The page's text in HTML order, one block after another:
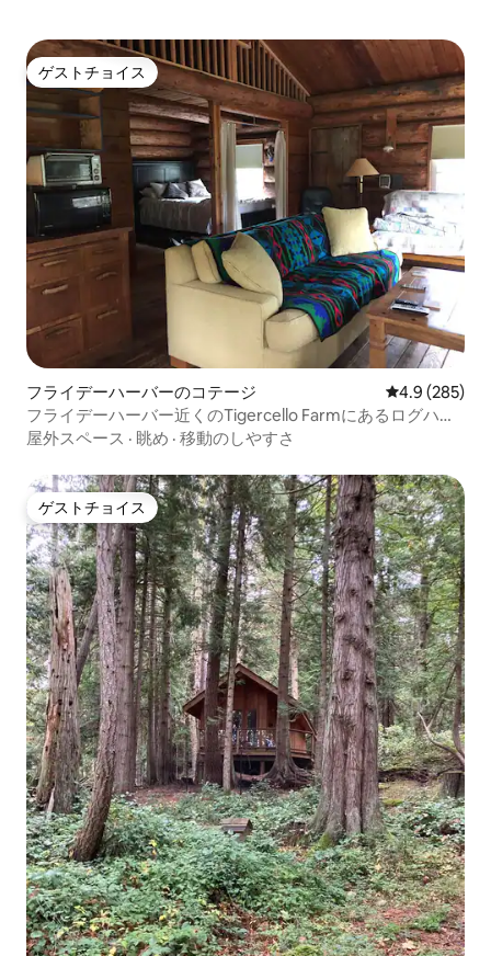
ゲストチョイス
ゲストチョイス
フライデーハーバーのコテージ レビュー285
4.9 (285)
フライデーハーバー近くのTigercello Farmにあるログハウ
ス
屋外スペース · 眺め · 移動のしやすさ
ゲストチョイス
ゲストチョイス